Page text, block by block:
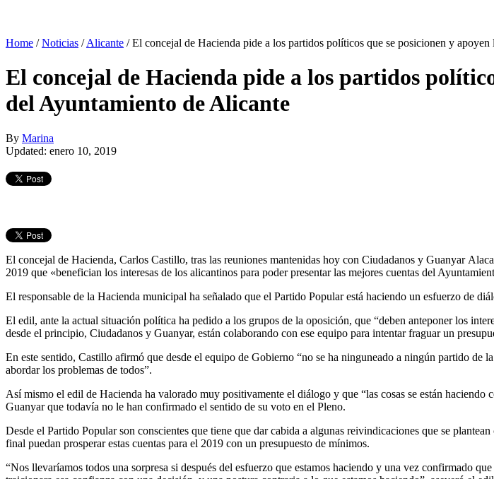
Home /Noticias /Alicante /El concejal de Hacienda pide a los partidos políticos que se posicionen y
El concejal de Hacienda pide a los partidos
del Ayuntamiento de Alicante
By Marina
Updated: enero 10, 2019
El concejal de Hacienda, Carlos Castillo, tras las reuniones mantenidas hoy con Ciudadanos y Guanyar
2019 que «benefician los interesas de los alicantinos para poder presentar las mejores cuentas del
El responsable de la Hacienda municipal ha señalado que el Partido Popular está haciendo un esfuerzo de
El edil, ante la actual situación política ha pedido a los grupos de la oposición, que “deben anteponer los
desde el principio, Ciudadanos y Guanyar, están colaborando con ese equipo para intentar fraguar un
En este sentido, Castillo afirmó que desde el equipo de Gobierno “no se ha ninguneado a ningún partido
abordar los problemas de todos”.
Así mismo el edil de Hacienda ha valorado muy positivamente el diálogo y que “las cosas se están
Guanyar que todavía no le han confirmado el sentido de su voto en el Pleno.
Desde el Partido Popular son conscientes que tiene que dar cabida a algunas reivindicaciones que se
final puedan prosperar estas cuentas para el 2019 con un presupuesto de mínimos.
“Nos llevaríamos todos una sorpresa si después del esfuerzo que estamos haciendo y una vez confirmado